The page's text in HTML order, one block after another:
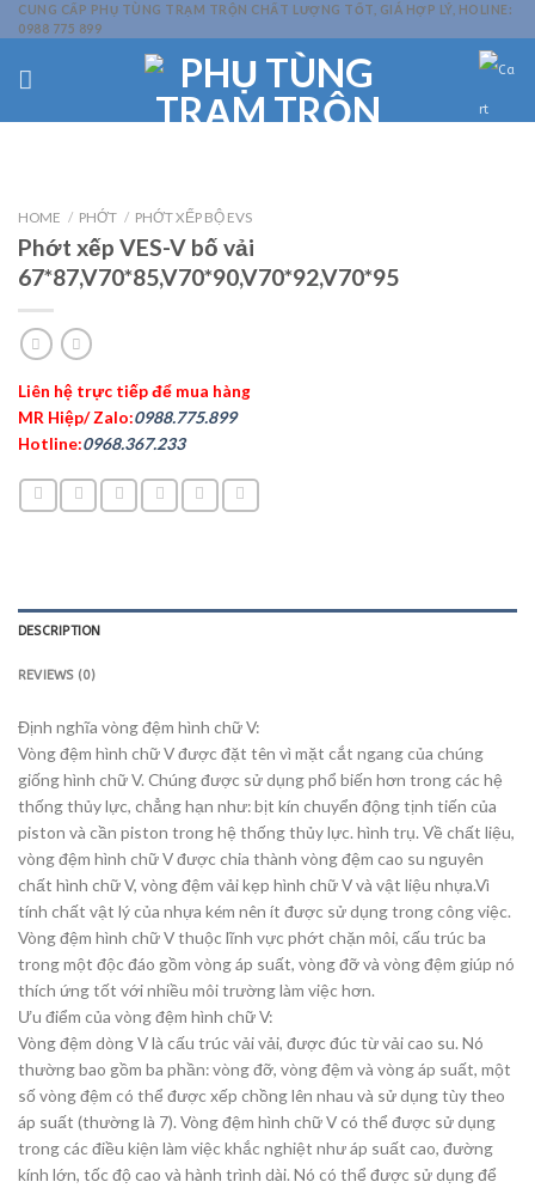
Skip
to
CUNG CẤP PHỤ TÙNG TRẠM TRỘN CHẤT LƯỢNG TỐT, GIÁ HỢP LÝ, HOLINE:
0988 775 899
HOME / PHỚT / PHỚT XẾP BỘ EVS
Phớt xếp VES-V bố vải
67*87,V70*85,V70*90,V70*92,V70*95
Liên hệ trực tiếp để mua hàng
MR Hiệp/ Zalo:0988.775.899
Hotline:0968.367.233
DESCRIPTION
REVIEWS (0)
Định nghĩa vòng đệm hình chữ V:
Vòng đệm hình chữ V được đặt tên vì mặt cắt ngang của chúng
giống hình chữ V. Chúng được sử dụng phổ biến hơn trong các hệ
thống thủy lực, chẳng hạn như: bịt kín chuyển động tịnh tiến của
piston và cần piston trong hệ thống thủy lực. hình trụ. Về chất liệu,
vòng đệm hình chữ V được chia thành vòng đệm cao su nguyên
chất hình chữ V, vòng đệm vải kẹp hình chữ V và vật liệu nhựa.Vì
tính chất vật lý của nhựa kém nên ít được sử dụng trong công việc.
Vòng đệm hình chữ V thuộc lĩnh vực phớt chặn môi, cấu trúc ba
trong một độc đáo gồm vòng áp suất, vòng đỡ và vòng đệm giúp nó
thích ứng tốt với nhiều môi trường làm việc hơn.
Ưu điểm của vòng đệm hình chữ V:
Vòng đệm dòng V là cấu trúc vải vải, được đúc từ vải cao su. Nó
thường bao gồm ba phần: vòng đỡ, vòng đệm và vòng áp suất, một
số vòng đệm có thể được xếp chồng lên nhau và sử dụng tùy theo
áp suất (thường là 7). Vòng đệm hình chữ V có thể được sử dụng
trong các điều kiện làm việc khắc nghiệt như áp suất cao, đường
kính lớn, tốc độ cao và hành trình dài. Nó có thể được sử dụng để